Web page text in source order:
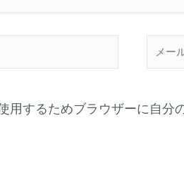
*
用するためブラウザーに自